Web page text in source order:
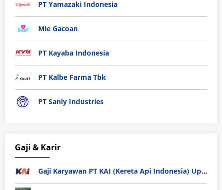
PT Yamazaki Indonesia
Mie Gacoan
PT Kayaba Indonesia
PT Kalbe Farma Tbk
PT Sanly Industries
Gaji & Karir
Gaji Karyawan PT KAI (Kereta Api Indonesia) Update 2025